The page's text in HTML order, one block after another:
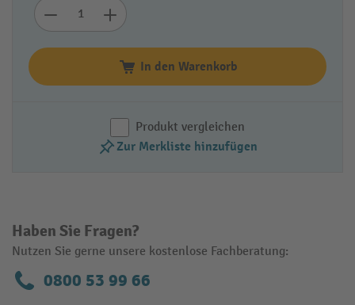
In den Warenkorb
Produkt vergleichen
Zur Merkliste hinzufügen
Haben Sie Fragen?
Nutzen Sie gerne unsere kostenlose Fachberatung:
0800 53 99 66